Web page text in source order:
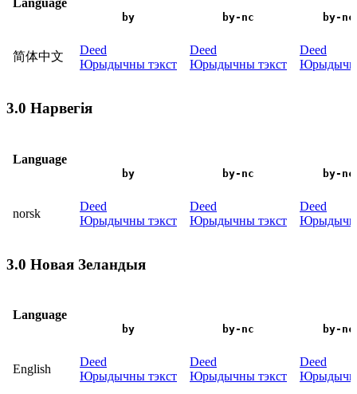
Language
by by-nc by-
简体中文
Deed
Юрыдычны тэкст
Deed
Юрыдычны тэкст
Deed
3.0 Нарвегія
Language
by by-nc by-
norsk
Deed
Юрыдычны тэкст
Deed
Юрыдычны тэкст
Deed
3.0 Новая Зеландыя
Language
by by-nc by-
English
Deed
Юрыдычны тэкст
Deed
Юрыдычны тэкст
Deed